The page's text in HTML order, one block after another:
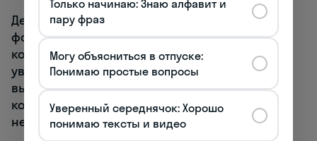
Деловой немецкий отличается не только
формальностью, но и особыми оборотами,
которые демонстрируют профессионализм и
уважение к собеседнику. Знание этих
выражений критически важно для успешной
коммуникации в бизнес-среде
немецкоговорящих стран.
Только начинаю: Знаю алфавит и
пару фраз
Могу объясниться в отпуске:
Понимаю простые вопросы
Уверенный середнячок: Хорошо
понимаю тексты и видео